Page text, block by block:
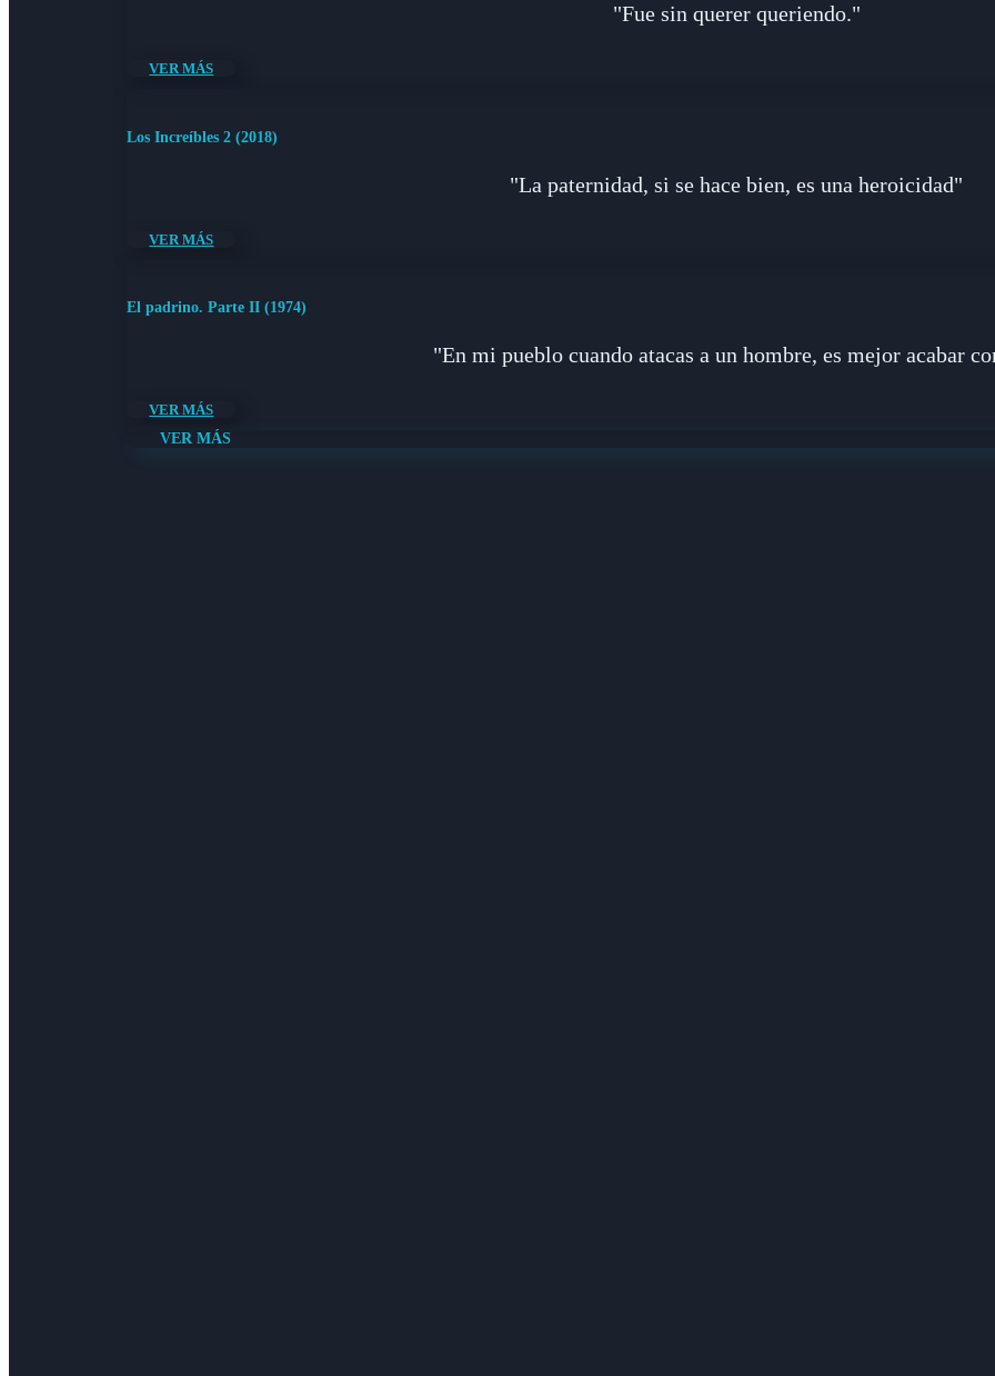
"Fue sin querer queriendo."
VER MÁS
Los Increíbles 2 (2018)
"La paternidad, si se hace bien, es una heroicidad"
VER MÁS
El padrino. Parte II (1974)
"En mi pueblo cuando atacas a un hombre, es mejor acabar
VER MÁS
VER MÁS